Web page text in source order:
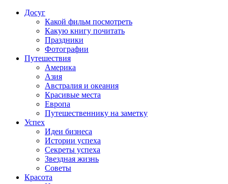
Досуг
Какой фильм посмотреть
Какую книгу почитать
Праздники
Фотографии
Путешествия
Америка
Азия
Австралия и океания
Красивые места
Европа
Путешественнику на заметку
Успех
Идеи бизнеса
Истории успеха
Секреты успеха
Звездная жизнь
Советы
Красота